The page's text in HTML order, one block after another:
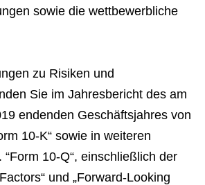
sowie die wettbewerbliche
zu Risiken und
Sie im Jahresbericht des am
endenden Geschäftsjahres von
10-K“ sowie in weiteren
10-Q“, einschließlich der
und „Forward-Looking